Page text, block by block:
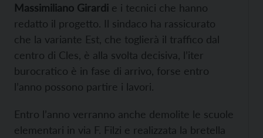
Massimiliano Girardi e i tecnici che hanno
redatto il progetto. Il sindaco ha rassicurato
che la variante Est, che toglierà il traffico dal
centro di Cles, è alla svolta decisiva, l’iter
burocratico è in fase di arrivo, forse entro
l’anno possono partire i lavori.
Entro l’anno verranno anche demolite le scuole
elementari in via F. Filzi e realizzata la bretella